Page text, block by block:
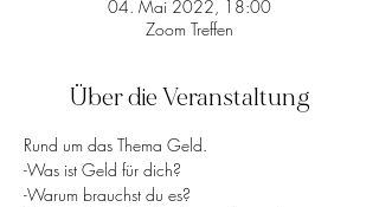
04. Mai 2022, 18:00
Zoom Treffen
Über die Veranstaltung
Rund um das Thema Geld.
-Was ist Geld für dich?
-Warum brauchst du es?